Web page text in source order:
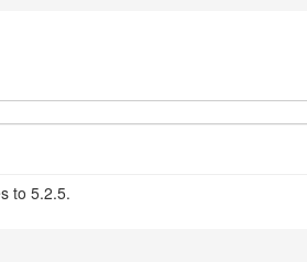
to 5.2.5.